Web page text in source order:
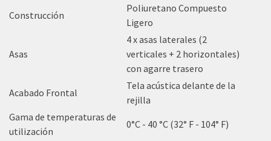
Construcción
Poliuretano Compuesto
Ligero
Asas
4 x asas laterales (2
verticales + 2 horizontales)
con agarre trasero
Acabado Frontal
Tela acústica delante de la
rejilla
Gama de temperaturas de
utilización
0°C - 40 °C (32° F - 104° F)